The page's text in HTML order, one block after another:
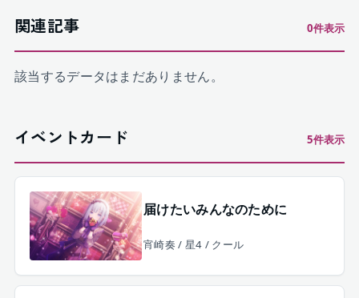
関連記事 0件表示
該当するデータはまだありません。
イベントカード 5件表示
届けたいみんなのために
宵崎奏 / 星4 / クール